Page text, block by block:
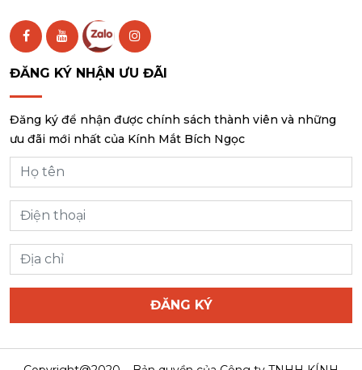
ĐĂNG KÝ NHẬN ƯU ĐÃI
Đăng ký để nhận được chính sách thành viên và những
ưu đãi mới nhất của Kính Mắt Bích Ngọc
ĐĂNG KÝ